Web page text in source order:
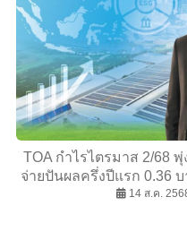
TOA กำไรไตรมาส 2/68 พุ่
จ่ายปันผลครึ่งปีแรก 0.36
ความแข็งแกร่งและเ
14 ส.ค.